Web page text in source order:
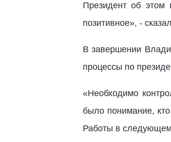
Президент об этом
позитивное», -
В завершении
процессы по
«Необходимо
было понимание,
Работы в следующем